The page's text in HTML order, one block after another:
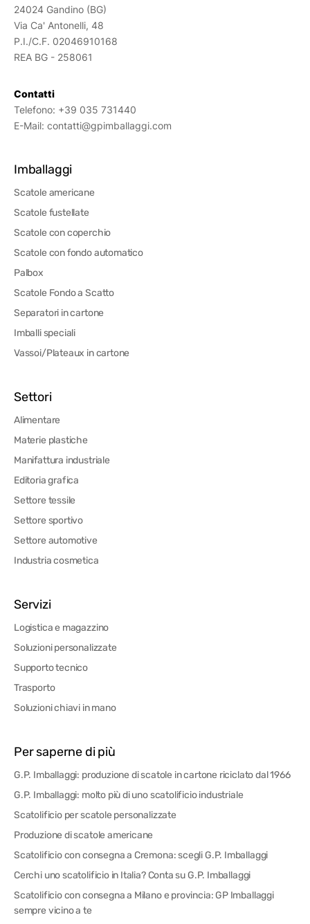
24024 Gandino (BG)
Via Ca' Antonelli, 48
P.I./C.F. 02046910168
REA BG - 258061
Contatti
Telefono: +39 035 731440
E-Mail: contatti@gpimballaggi.com
Imballaggi
Scatole americane
Scatole fustellate
Scatole con coperchio
Scatole con fondo automatico
Palbox
Scatole Fondo a Scatto
Separatori in cartone
Imballi speciali
Vassoi/Plateaux in cartone
Settori
Alimentare
Materie plastiche
Manifattura industriale
Editoria grafica
Settore tessile
Settore sportivo
Settore automotive
Industria cosmetica
Servizi
Logistica e magazzino
Soluzioni personalizzate
Supporto tecnico
Trasporto
Soluzioni chiavi in mano
Per saperne di più
G.P. Imballaggi: produzione di scatole in cartone riciclato dal 1966
G.P. Imballaggi: molto più di uno scatolificio industriale
Scatolificio per scatole personalizzate
Produzione di scatole americane
Scatolificio con consegna a Cremona: scegli G.P. Imballaggi
Cerchi uno scatolificio in Italia? Conta su G.P. Imballaggi
Scatolificio con consegna a Milano e provincia: GP Imballaggi
sempre vicino a te